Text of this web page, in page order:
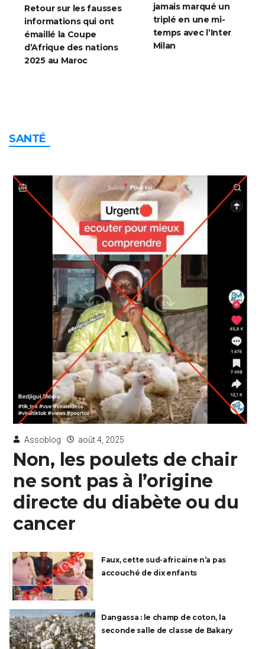
Retour sur les fausses
informations qui ont
émaillé la Coupe
d’Afrique des nations
2025 au Maroc
jamais marqué un
triplé en une mi-
temps avec l’Inter
Milan
SANTÉ
Assoblog août 4, 2025
Non, les poulets de chair
ne sont pas à l’origine
directe du diabète ou du
cancer
Faux, cette sud-africaine n’a pas
accouché de dix enfants
Dangassa : le champ de coton, la
seconde salle de classe de Bakary